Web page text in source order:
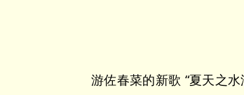
游佐春菜的新歌 “夏天之